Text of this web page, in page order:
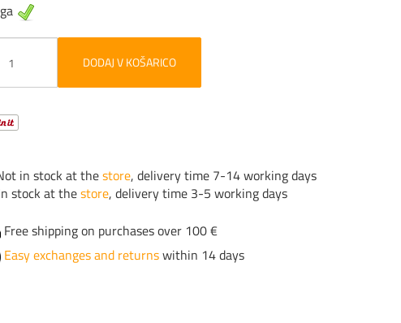
DODAJ V KOŠARICO
in stock at thestore, delivery time 7-14 working days
stock at thestore, delivery time 3-5 working days
Free shipping on purchases over 100 €
Easy exchanges and returnswithin 14 days